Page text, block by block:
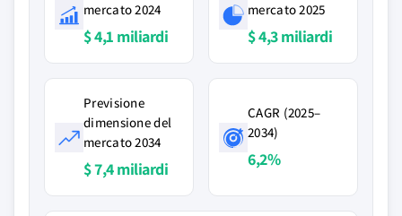
mercato 2024
$ 4,1 miliardi
mercato 2025
$ 4,3 miliardi
Previsione
dimensione del
mercato 2034
$ 7,4 miliardi
CAGR (2025–
2034)
6,2%